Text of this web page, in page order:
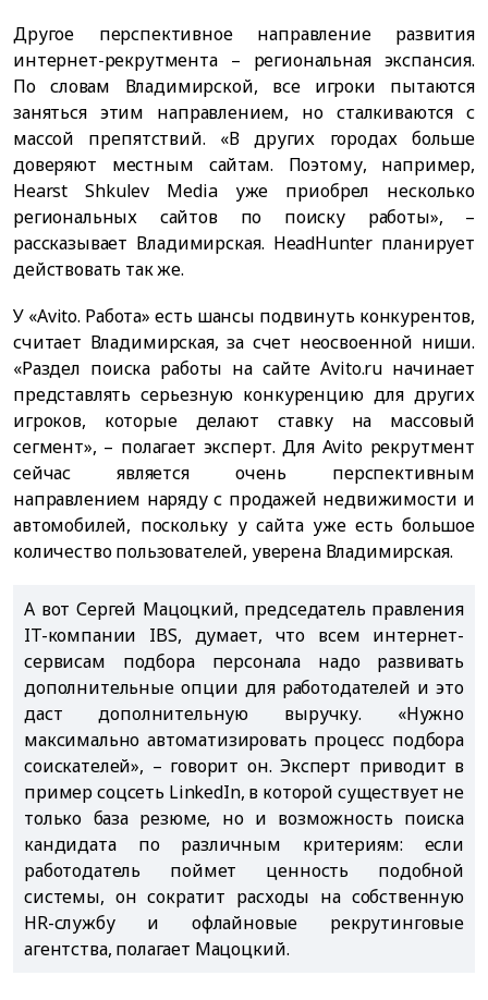
Другое перспективное направление развития
интернет-рекрутмента – региональная экспансия.
По словам Владимирской, все игроки пытаются
заняться этим направлением, но сталкиваются с
массой препятствий. «В других городах больше
доверяют местным сайтам. Поэтому, например,
Hearst Shkulev Media уже приобрел несколько
региональных сайтов по поиску работы», –
рассказывает Владимирская. HeadHunter планирует
действовать так же.
У «Avito. Работа» есть шансы подвинуть конкурентов,
считает Владимирская, за счет неосвоенной ниши.
«Раздел поиска работы на сайте Avito.ru начинает
представлять серьезную конкуренцию для других
игроков, которые делают ставку на массовый
сегмент», – полагает эксперт. Для Avito рекрутмент
сейчас является очень перспективным
направлением наряду с продажей недвижимости и
автомобилей, поскольку у сайта уже есть большое
количество пользователей, уверена Владимирская.
А вот Сергей Мацоцкий, председатель правления
IT-компании IBS, думает, что всем интернет-
сервисам подбора персонала надо развивать
дополнительные опции для работодателей и это
даст дополнительную выручку. «Нужно
максимально автоматизировать процесс подбора
соискателей», – говорит он. Эксперт приводит в
пример соцсеть LinkedIn, в которой существует не
только база резюме, но и возможность поиска
кандидата по различным критериям: если
работодатель поймет ценность подобной
системы, он сократит расходы на собственную
HR-службу и офлайновые рекрутинговые
агентства, полагает Мацоцкий.